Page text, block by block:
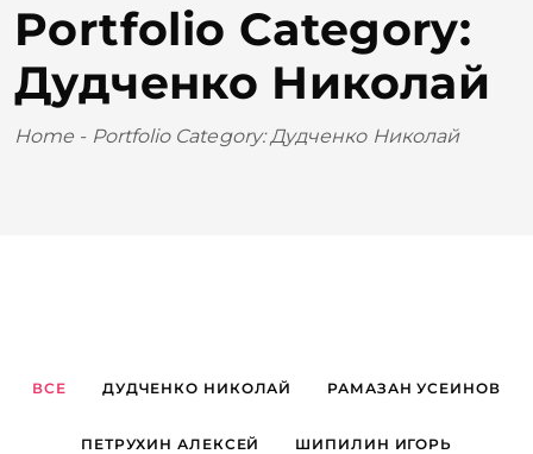
Portfolio Category:
Дудченко Николай
Home - Portfolio Category: Дудченко Николай
ВСЕ ДУДЧЕНКО НИКОЛАЙ РАМАЗАН УСЕИНОВ
ПЕТРУХИН АЛЕКСЕЙ ШИПИЛИН ИГОРЬ